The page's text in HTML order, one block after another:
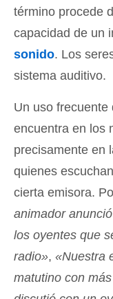
término procede
capacidad de un
sonido. Los
sistema auditivo.
Un uso
encuentra en los
precisamente en
quienes
cierta emisora.
animador
los oyentes que
radio», «Nuestra
matutino con